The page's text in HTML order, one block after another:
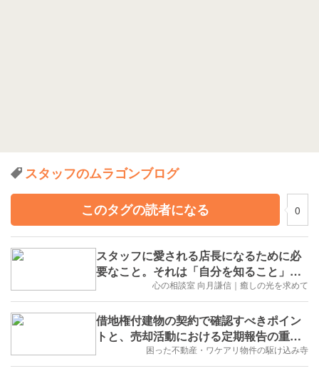
スタッフのムラゴンブログ
このタグの読者になる
0
スタッフに愛される店長になるために必
要なこと。それは「自分を知ること」で
心の相談室 向月謙信｜癒しの光を求めて
借地権付建物の契約で確認すべきポイン
トと、売却活動における定期報告の重要
困った不動産・ワケアリ物件の駆け込み寺